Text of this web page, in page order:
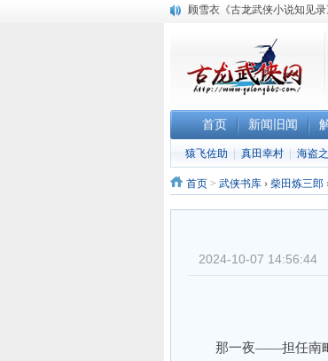
顾雪衣《古龙武侠小说知见
《古龙小说原貌探究》修订
首页 新闻旧闻
猿飞佐助 真田幸村 海盗
首页 > 武侠书库 › 柴田炼三郎
2024-10-07 14:56:44
那一夜——担任南町